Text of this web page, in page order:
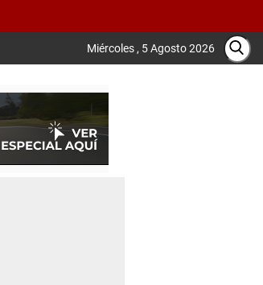
Miércoles , 5 Agosto 2026